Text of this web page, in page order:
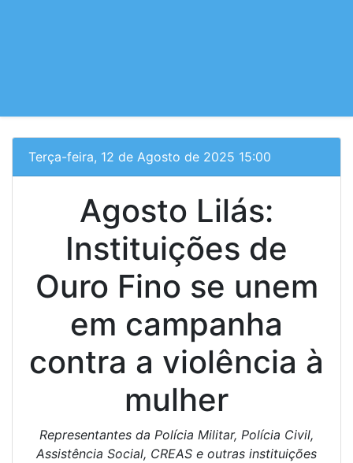
Terça-feira, 12 de Agosto de 2025 15:00
Agosto Lilás:
Instituições de
Ouro Fino se unem
em campanha
contra a violência à
mulher
Representantes da Polícia Militar, Polícia Civil,
Assistência Social, CREAS e outras instituições